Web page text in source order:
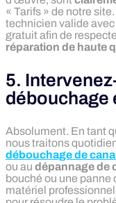
« Tarifs » de notre
technicien valide
gratuit afin de
réparation de haute
5.
débouchage
Absolument. En tant
nous traitons
débouchage de
ou au dépannage de
bouché ou une panne
matériel